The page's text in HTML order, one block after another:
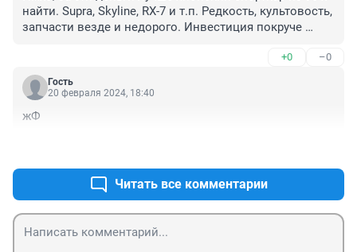
найти. Supra, Skyline, RX-7 и т.п. Редкость, культовость,
запчасти везде и недорого. Инвестиция покруче
кайфую. Даже прохожие шеи сворачивают. 😎+0 –0
Гость
20 февраля 2024, 18:40
жФ
Читать все комментарии